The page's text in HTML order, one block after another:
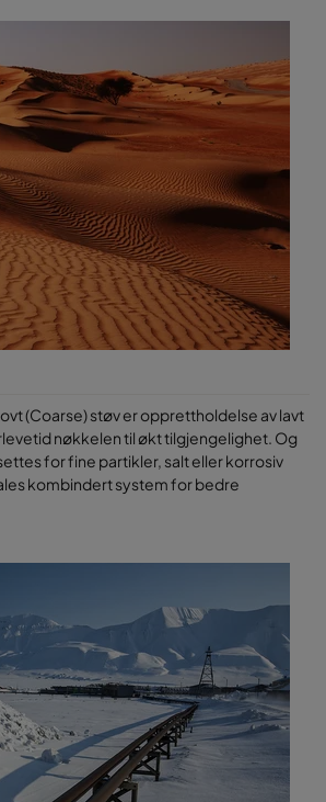
spør oss om LCC (Life Cycle Cost)
eller en CamLab test.
(Coarse) støv er opprettholdelse av lavt
nøkkelen til økt tilgjengelighet. Og
for fine partikler, salt eller korrosiv
kombindert system for bedre